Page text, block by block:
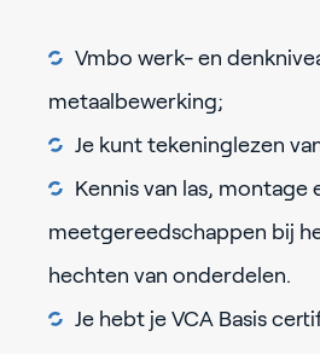
Vmbo werk- en
metaalbewerking;
Je kunt tekeninglezen
Kennis van las, montage
meetgereedschappen bij
hechten van onderdelen.
Je hebt je VCA Basis